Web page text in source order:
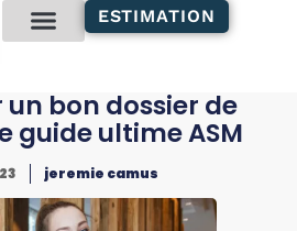
ESTIMATION
bon dossier de
guide ultime ASM
jeremie camus